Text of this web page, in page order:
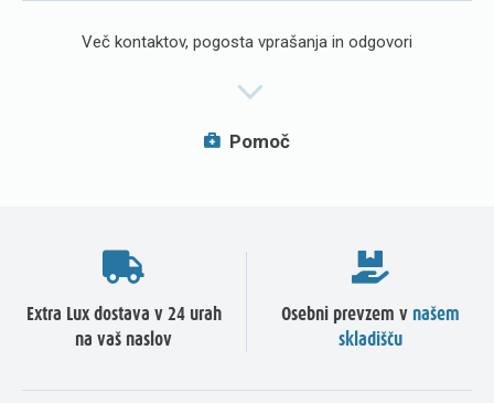
Več kontaktov, pogosta vprašanja in odgovori
Pomoč
Extra Lux dostava v 24 urah
na vaš naslov
Osebni prevzem v našem
skladišču